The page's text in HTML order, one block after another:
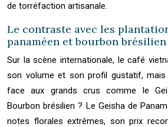
de torréfaction artisanale.
Le contraste avec les
panaméen et bourbon brésilien
Sur la scène internationale, le café
son volume et son profil gustatif,
face aux grands crus comme le
Bourbon brésilien ? Le Geisha de
notes florales extrêmes, son prix